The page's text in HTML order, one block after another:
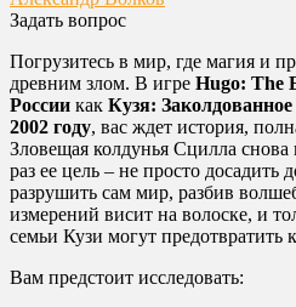
Задать вопрос
Погрузитесь в мир, где магия и
древним злом. В игре Hugo: The
России как Кузя:
2002 году, вас ждет история,
Зловещая колдунья Сцилла снова
раз ее цель – не просто
разрушить сам мир, разбив
измерений висит на волоске, и
семьи Кузи могут предотвратить
Вам предстоит исследовать: